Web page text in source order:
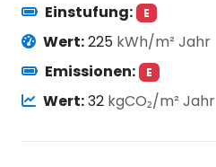
Einstufung: E
Wert:225 kWh/m² Jahr
Emissionen:
E
Wert:32 kgCO₂/m² Jahr